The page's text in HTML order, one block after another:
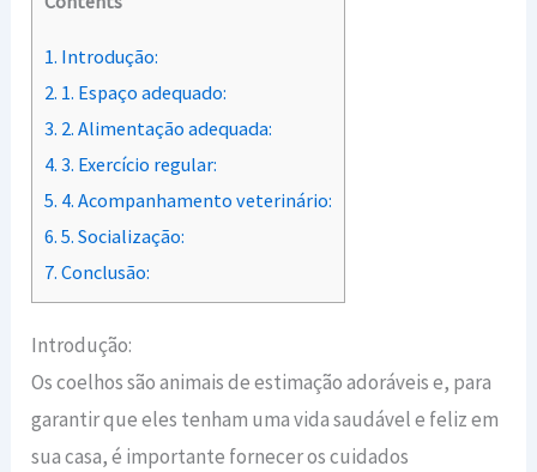
1. Introdução:
2. 1. Espaço adequado:
3. 2. Alimentação adequada:
4. 3. Exercício regular:
5. 4. Acompanhamento veterinário:
6. 5. Socialização:
7. Conclusão:
Introdução:
Os coelhos são animais de estimação adoráveis ​​e, para
garantir que eles tenham uma vida saudável e feliz em
sua casa, é importante fornecer os cuidados